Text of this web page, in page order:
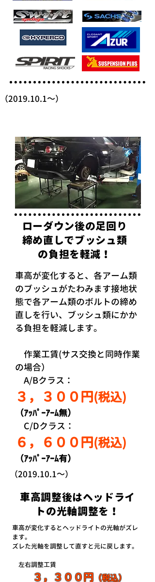
（2019.10.1～）
ローダウン後の足回り
締め直しでブッシュ類
の負担を軽減！
車高が変化すると、各アーム類
のブッシュがたわみます接地状
態で各アーム類のボルトの締め
直しを行い、ブッシュ類にかか
る負担を軽減します。
作業工賃(サス交換と同時作業
の場合）
A/Bクラス：
３，３００円(税込)
（ｱｯﾊﾟｰｱｰﾑ無）
C/Dクラス：
６，６００円(税込)
（ｱｯﾊﾟｰｱｰﾑ有）
（2019.10.1～）
車高調整後はヘッドライ
トの光軸調整を！
車高が変化するとヘッドライトの光軸がズレ
ます。
ズレた光軸を調整して直すと元に戻します。
左右調整工賃
３，３００円 （税込）